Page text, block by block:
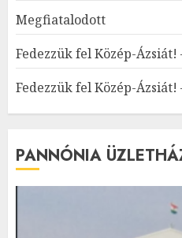
Megfiatalodott
Fedezzük fel Közép-Ázsiát!
Fedezzük fel Közép-Ázsiát!
PANNÓNIA